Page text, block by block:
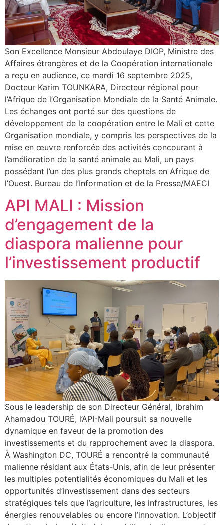
Son Excellence Monsieur Abdoulaye DIOP, Ministre des
Affaires étrangères et de la Coopération internationale
a reçu en audience, ce mardi 16 septembre 2025,
Docteur Karim TOUNKARA, Directeur régional pour
l’Afrique de l’Organisation Mondiale de la Santé Animale.
Les échanges ont porté sur des questions de
développement de la coopération entre le Mali et cette
Organisation mondiale, y compris les perspectives de la
mise en œuvre renforcée des activités concourant à
l’amélioration de la santé animale au Mali, un pays
possédant l’un des plus grands cheptels en Afrique de
l’Ouest. Bureau de l’Information et de la Presse/MAECI
API MALI : Mission
d’engagement de la
diaspora malienne pour
l’investissement productif
Sous le leadership de son Directeur Général, Ibrahim
Ahamadou TOURÉ, l’API-Mali poursuit sa nouvelle
dynamique en faveur de la promotion des
investissements et du rapprochement avec la diaspora.
À Washington DC, TOURÉ a rencontré la communauté
malienne résidant aux États-Unis, afin de leur présenter
les multiples potentialités économiques du Mali et les
opportunités d’investissement dans des secteurs
stratégiques tels que l’agriculture, les infrastructures, les
énergies renouvelables ou encore l’innovation. L’objectif